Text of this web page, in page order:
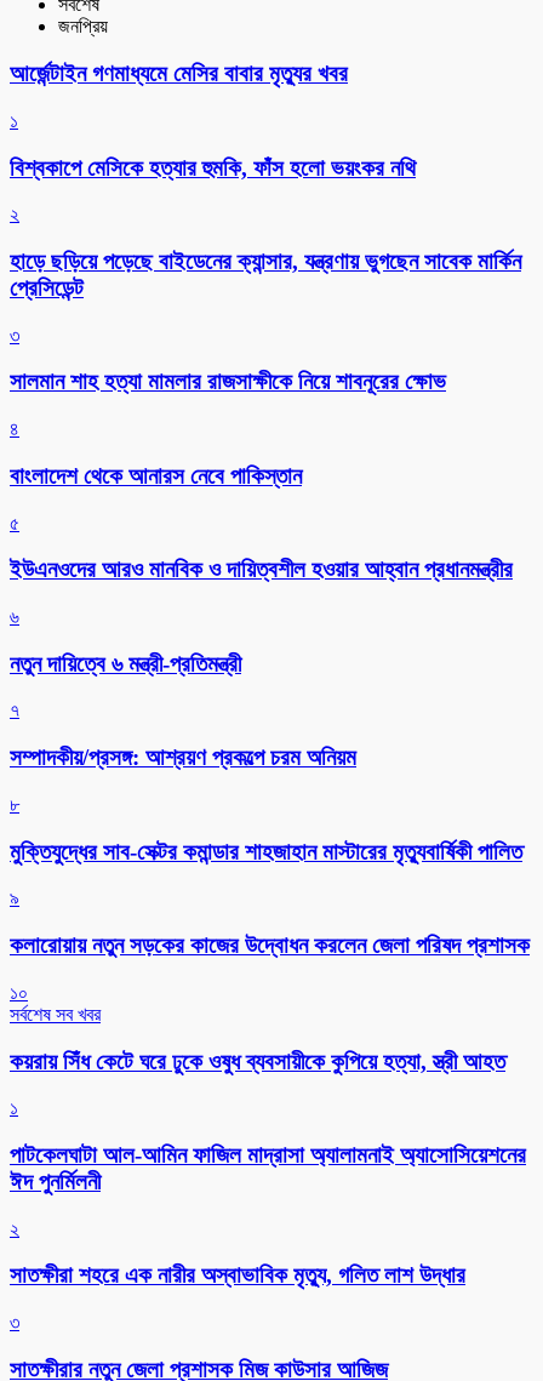
সর্বশেষ
জনপ্রিয়
আর্জেন্টাইন গণমাধ্যমে মেসির বাবার মৃত্যুর খবর
১
বিশ্বকাপে মেসিকে হত্যার হুমকি, ফাঁস হলো ভয়ংকর নথি
২
হাড়ে ছড়িয়ে পড়েছে বাইডেনের ক্যান্সার, যন্ত্রণায় ভুগছেন সাবেক মার্কিন
প্রেসিডেন্ট
৩
সালমান শাহ হত্যা মামলার রাজসাক্ষীকে নিয়ে শাবনূরের ক্ষোভ
৪
বাংলাদেশ থেকে আনারস নেবে পাকিস্তান
৫
ইউএনওদের আরও মানবিক ও দায়িত্বশীল হওয়ার আহ্বান প্রধানমন্ত্রীর
৬
নতুন দায়িত্বে ৬ মন্ত্রী-প্রতিমন্ত্রী
৭
সম্পাদকীয়/প্রসঙ্গ: আশ্রয়ণ প্রকল্পে চরম অনিয়ম
৮
মুক্তিযুদ্ধের সাব-সেক্টর কমান্ডার শাহজাহান মাস্টারের মৃত্যুবার্ষিকী পালিত
৯
কলারোয়ায় নতুন সড়কের কাজের উদ্বোধন করলেন জেলা পরিষদ প্রশাসক
১০
সর্বশেষ সব খবর
কয়রায় সিঁধ কেটে ঘরে ঢুকে ওষুধ ব্যবসায়ীকে কুপিয়ে হত্যা, স্ত্রী আহত
১
পাটকেলঘাটা আল-আমিন ফাজিল মাদ্রাসা অ্যালামনাই অ্যাসোসিয়েশনের
ঈদ পুনর্মিলনী
২
সাতক্ষীরা শহরে এক নারীর অস্বাভাবিক মৃত্যু, গলিত লাশ উদ্ধার
৩